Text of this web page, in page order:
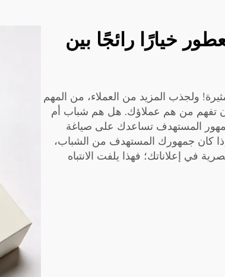
خيارًا رائجًا بين
ولجذب المزيد من العملاء، من المهم
أن تفهم من هم عملاؤك. هل هم شباب أم
المستهدف تساعدك على صياغة
إذا كان جمهورك المستهدف من الشباب،
في إعلاناتك؛ فهذا يلفت الانتباه